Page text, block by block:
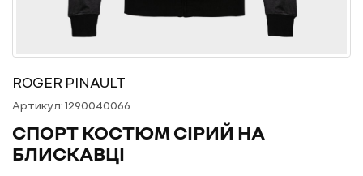
ROGER PINAULT
Артикул: 1290040066
СПОРТ КОСТЮМ СІРИЙ НА
БЛИСКАВЦІ